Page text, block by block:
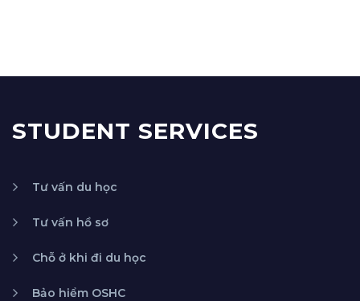
STUDENT SERVICES
Tư vấn du học
Tư vấn hồ sơ
Chỗ ở khi đi du học
Bảo hiểm OSHC